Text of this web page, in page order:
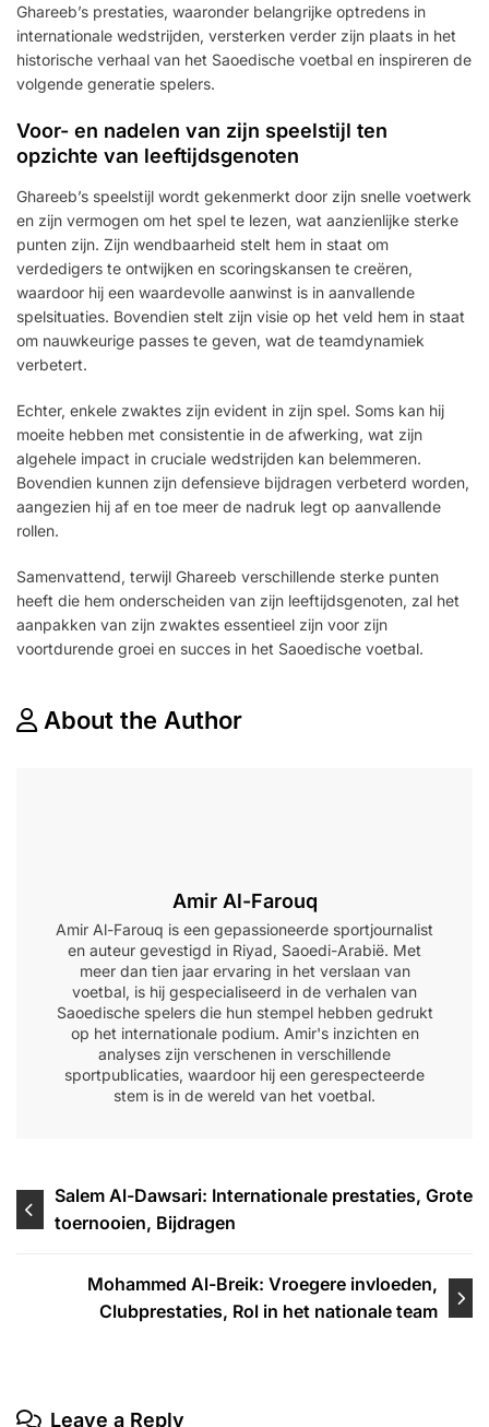
Ghareeb’s prestaties, waaronder belangrijke optredens in
internationale wedstrijden, versterken verder zijn plaats in het
historische verhaal van het Saoedische voetbal en inspireren de
volgende generatie spelers.
Voor- en nadelen van zijn speelstijl ten
opzichte van leeftijdsgenoten
Ghareeb’s speelstijl wordt gekenmerkt door zijn snelle voetwerk
en zijn vermogen om het spel te lezen, wat aanzienlijke sterke
punten zijn. Zijn wendbaarheid stelt hem in staat om
verdedigers te ontwijken en scoringskansen te creëren,
waardoor hij een waardevolle aanwinst is in aanvallende
spelsituaties. Bovendien stelt zijn visie op het veld hem in staat
om nauwkeurige passes te geven, wat de teamdynamiek
verbetert.
Echter, enkele zwaktes zijn evident in zijn spel. Soms kan hij
moeite hebben met consistentie in de afwerking, wat zijn
algehele impact in cruciale wedstrijden kan belemmeren.
Bovendien kunnen zijn defensieve bijdragen verbeterd worden,
aangezien hij af en toe meer de nadruk legt op aanvallende
rollen.
Samenvattend, terwijl Ghareeb verschillende sterke punten
heeft die hem onderscheiden van zijn leeftijdsgenoten, zal het
aanpakken van zijn zwaktes essentieel zijn voor zijn
voortdurende groei en succes in het Saoedische voetbal.
About the Author
Amir Al-Farouq
Amir Al-Farouq is een gepassioneerde sportjournalist
en auteur gevestigd in Riyad, Saoedi-Arabië. Met
meer dan tien jaar ervaring in het verslaan van
voetbal, is hij gespecialiseerd in de verhalen van
Saoedische spelers die hun stempel hebben gedrukt
op het internationale podium. Amir's inzichten en
analyses zijn verschenen in verschillende
sportpublicaties, waardoor hij een gerespecteerde
stem is in de wereld van het voetbal.
Post
navigation
Salem Al-Dawsari: Internationale prestaties, Grote
toernooien, Bijdragen
Mohammed Al-Breik: Vroegere invloeden,
Clubprestaties, Rol in het nationale team
Leave a Reply